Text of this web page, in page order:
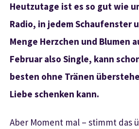
Heutzutage ist es so gut wie
Radio, in jedem Schaufenster
Menge Herzchen und Blumen
Februar also Single, kann
besten ohne Tränen
Liebe schenken kann.
Aber Moment mal – stimmt das